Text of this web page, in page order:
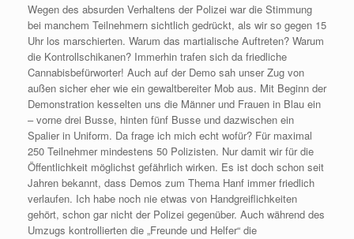
Wegen des absurden Verhaltens der Polizei war die Stimmung
bei manchem Teilnehmern sichtlich gedrückt, als wir so gegen 15
Uhr los marschierten. Warum das martialische Auftreten? Warum
die Kontrollschikanen? Immerhin trafen sich da friedliche
Cannabisbefürworter! Auch auf der Demo sah unser Zug von
außen sicher eher wie ein gewaltbereiter Mob aus. Mit Beginn der
Demonstration kesselten uns die Männer und Frauen in Blau ein
– vorne drei Busse, hinten fünf Busse und dazwischen ein
Spalier in Uniform. Da frage ich mich echt wofür? Für maximal
250 Teilnehmer mindestens 50 Polizisten. Nur damit wir für die
Öffentlichkeit möglichst gefährlich wirken. Es ist doch schon seit
Jahren bekannt, dass Demos zum Thema Hanf immer friedlich
verlaufen. Ich habe noch nie etwas von Handgreiflichkeiten
gehört, schon gar nicht der Polizei gegenüber. Auch während des
Umzugs kontrollierten die „Freunde und Helfer“ die